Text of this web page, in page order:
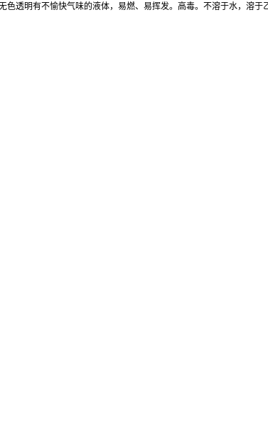
透明有不愉快气味的液体，易燃、易挥发。高毒。不溶于水，溶于